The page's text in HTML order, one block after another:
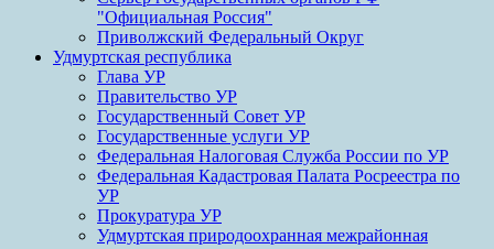
"Официальная Россия"
Приволжский Федеральный Округ
Удмуртская республика
Глава УР
Правительство УР
Государственный Совет УР
Государственные услуги УР
Федеральная Налоговая Служба России по УР
Федеральная Кадастровая Палата Росреестра по
УР
Прокуратура УР
Удмуртская природоохранная межрайонная